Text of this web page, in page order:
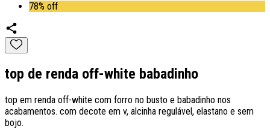
78% off
top de renda off-white babadinho
top em renda off-white com forro no busto e babadinho nos
acabamentos. com decote em v, alcinha regulável, elastano e sem
bojo.